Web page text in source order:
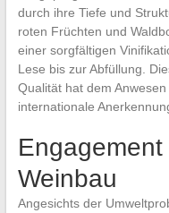
durch ihre Tiefe und
roten Früchten und
einer sorgfältigen
Lese bis zur Abfüllung.
Qualität hat dem
internationale
Weinbau
Angesichts der